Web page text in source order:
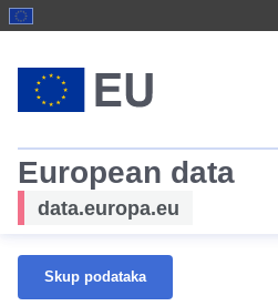
European data
data.europa.eu
Skup podataka